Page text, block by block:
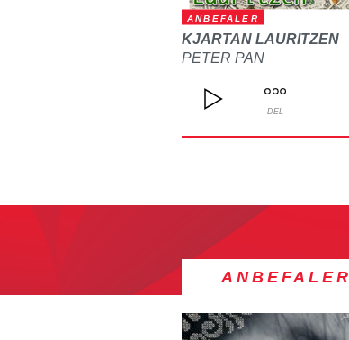
ANBEFALER
KJARTAN LAURITZEN
PETER PAN
DEL
ANBEFALER